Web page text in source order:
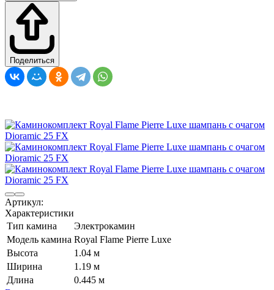
Поделиться
Артикул:
Характеристики
Тип камина
Электрокамин
Модель камина Royal Flame Pierre Luxe
Высота
1.04 м
Ширина
1.19 м
Длина
0.445 м